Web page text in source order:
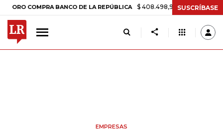
COMPRA BANCO DE LA REPÚBLICA $ 408.498,97 +$ 8.753,81 +2,19%
SUSCRÍBASE
EMPRESAS